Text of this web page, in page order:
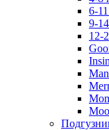
6-
9-
12-